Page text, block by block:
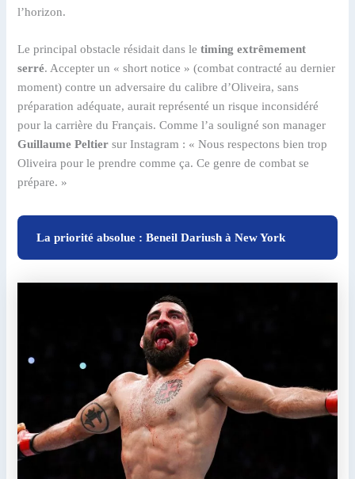
l’horizon.
Le principal obstacle résidait dans letiming extrêmement
serré. Accepter un « short notice » (combat contracté au dernier
moment) contre un adversaire du calibre d’Oliveira, sans
préparation adéquate, aurait représenté un risque inconsidéré
pour la carrière du Français. Comme l’a souligné son manager
Guillaume Peltier sur Instagram : « Nous respectons bien trop
Oliveira pour le prendre comme ça. Ce genre de combat se
prépare. »
La priorité absolue : Beneil Dariush à New York